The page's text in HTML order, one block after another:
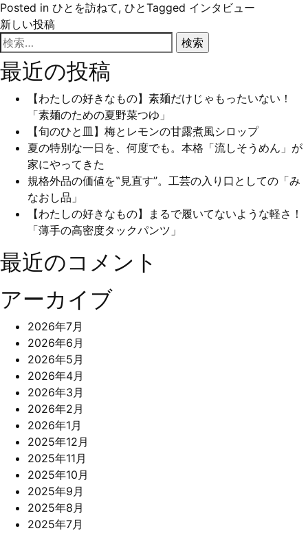
Posted in ひとを訪ねて, ひとTagged インタビュー
投
稿
ナ
ビ
ゲ
ー
シ
ョ
新しい投稿
検
索:
最近の投稿
【わたしの好きなもの】素麺だけじゃもったいない！
「素麺のための夏野菜つゆ」
【旬のひと皿】梅とレモンの甘露煮風シロップ
夏の特別な一日を、何度でも。本格「流しそうめん」が
家にやってきた
規格外品の価値を‟見直す”。工芸の入り口としての「み
なおし品」
【わたしの好きなもの】まるで履いてないような軽さ！
「薄手の高密度タックパンツ」
最近のコメント
アーカイブ
2026年7月
2026年6月
2026年5月
2026年4月
2026年3月
2026年2月
2026年1月
2025年12月
2025年11月
2025年10月
2025年9月
2025年8月
2025年7月